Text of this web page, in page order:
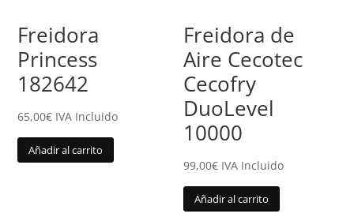
Freidora
Princess
182642
65,00€ IVA Incluido
Añadir al carrito
Freidora de
Aire Cecotec
Cecofry
DuoLevel
10000
99,00€ IVA Incluido
Añadir al carrito